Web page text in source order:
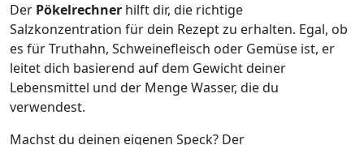
Der Pökelrechner hilft dir, die richtige
Salzkonzentration für dein Rezept zu erhalten. Egal, ob
es für Truthahn, Schweinefleisch oder Gemüse ist, er
leitet dich basierend auf dem Gewicht deiner
Lebensmittel und der Menge Wasser, die du
verwendest.
Machst du deinen eigenen Speck? Der